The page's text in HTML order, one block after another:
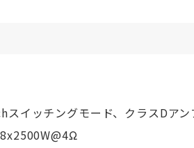
スイッチングモード、クラスDアン